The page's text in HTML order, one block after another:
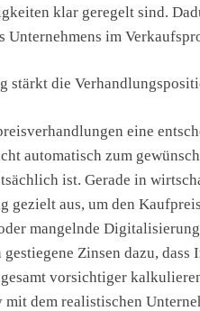
klar geregelt sind.
im
stärkt die
eine
automatisch zum
ist. Gerade in
gezielt aus, um den
mangelnde
Zinsen dazu, dass
vorsichtiger
dem realistischen